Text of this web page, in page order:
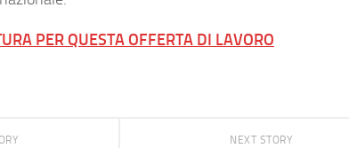
PER QUESTA OFFERTA DI LAVORO
NEXT STORY